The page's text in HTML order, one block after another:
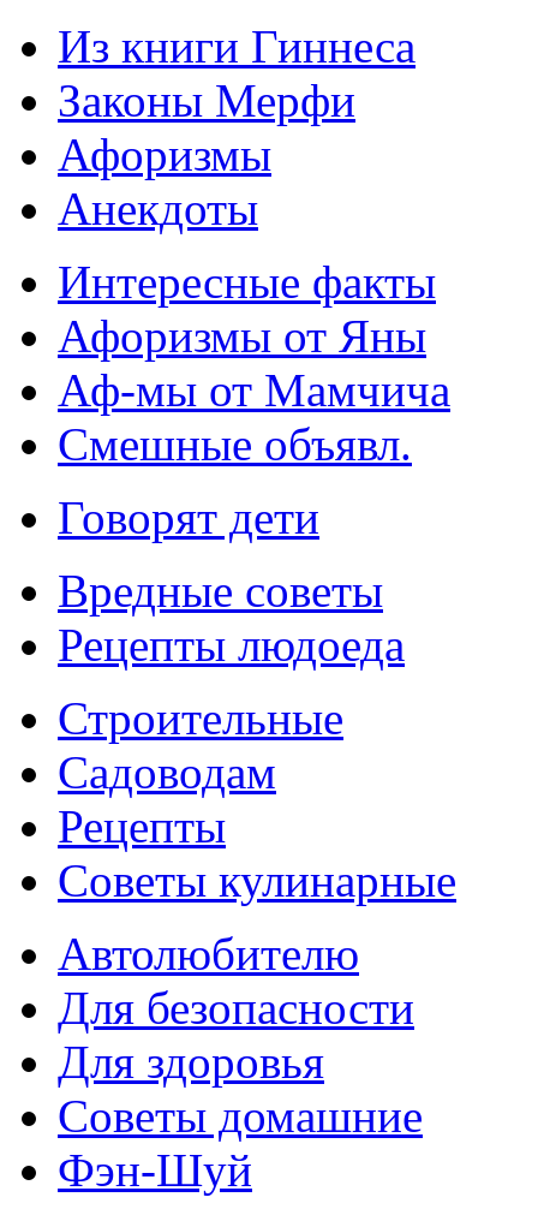
Из книги Гиннеса
Законы Мерфи
Афоризмы
Анекдоты
Интересные факты
Афоризмы от Яны
Аф-мы от Мамчича
Смешные объявл.
Говорят дети
Вредные советы
Рецепты людоеда
Строительные
Садоводам
Рецепты
Советы кулинарные
Автолюбителю
Для безопасности
Для здоровья
Советы домашние
Фэн-Шуй